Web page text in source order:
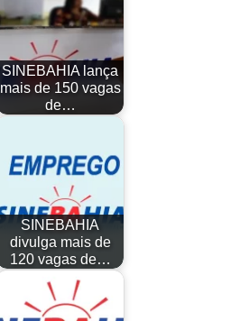
SINEBAHIA lança
mais de 150 vagas
de…
SINEBAHIA
divulga mais de
120 vagas de…